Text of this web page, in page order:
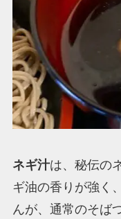
ネギ汁は、秘伝の
ギ油の香りが強く
んが、通常のそば